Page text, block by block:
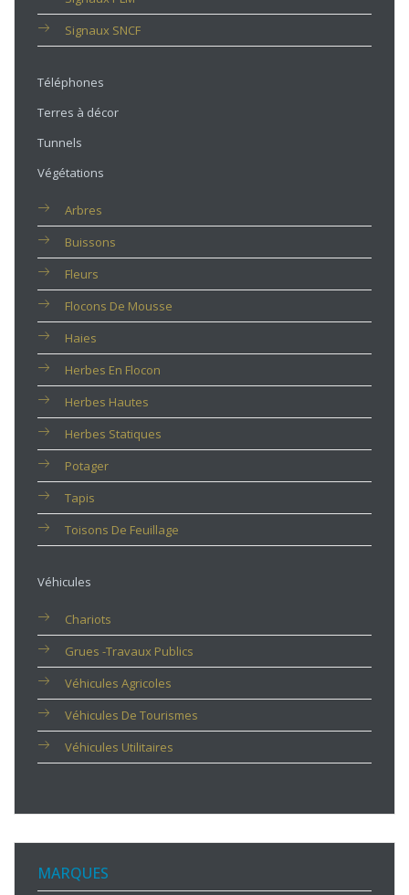
Signaux SNCF
Téléphones
Terres à décor
Tunnels
Végétations
Arbres
Buissons
Fleurs
Flocons De Mousse
Haies
Herbes En Flocon
Herbes Hautes
Herbes Statiques
Potager
Tapis
Toisons De Feuillage
Véhicules
Chariots
Grues -travaux Publics
Véhicules Agricoles
Véhicules De Tourismes
Véhicules Utilitaires
MARQUES